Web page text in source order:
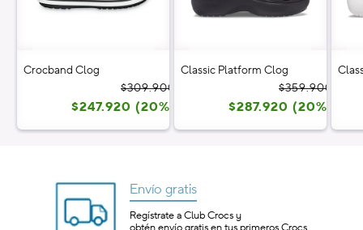
Crocband Clog
$309.900
oferta
$247.920 (20%)
Classic Platform Clog
$359.900
$287.920 (20%)
Envío gratis
Regístrate a Club Crocs y